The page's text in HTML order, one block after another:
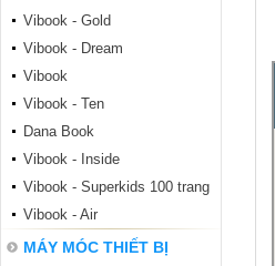
Vibook - Gold
Vibook - Dream
Vibook
Vibook - Ten
Dana Book
Vibook - Inside
Vibook - Superkids 100 trang
Vibook - Air
MÁY MÓC THIẾT BỊ
Tập sinh viên TSV